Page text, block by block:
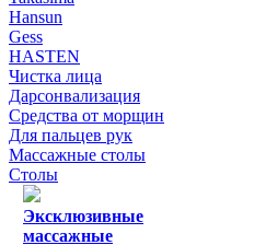
Hansun
Gess
HASTEN
Чистка лица
Дарсонвализация
Средства от морщин
Для пальцев рук
Массажные столы
Столы
Эксклюзивные
массажные